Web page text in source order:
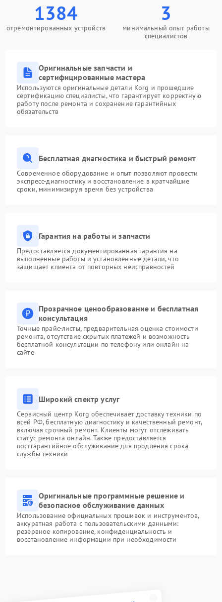
1384
отремонтированных устройств
3
минимальный опыт работы
специалистов
Оригинальные запчасти и
сертифицированные мастера
Используются оригинальные детали Korg и прошедшие
сертификацию специалисты, что гарантирует корректную
работу после ремонта и сохранение гарантийных
обязательств
Бесплатная диагностика и быстрый ремонт
Современное оборудование и опыт позволяют провести
экспресс-диагностику и восстановление в кратчайшие
сроки, минимизируя время без устройства
Гарантия на работы и запчасти
Предоставляется документированная гарантия на
выполненные работы и установленные детали, что
защищает клиента от повторных неисправностей
Прозрачное ценообразование и бесплатная
консультация
Точные прайс-листы, предварительная оценка стоимости
ремонта, отсутствие скрытых платежей и возможность
бесплатной консультации по телефону или онлайн на
сайте
Широкий спектр услуг
Сервисный центр Korg обеспечивает доставку техники по
всей РФ, бесплатную диагностику и качественный ремонт,
включая срочный ремонт. Клиенты могут отслеживать
статус ремонта онлайн. Также предоставляется
постгарантийное обслуживание для продления срока
службы техники
Оригинальные программные решение и
безопасное обслуживание данных
Использование официальных прошивок и инструментов,
аккуратная работа с пользовательскими данными:
резервное копирование, конфиденциальность и
восстановление информации при необходимости